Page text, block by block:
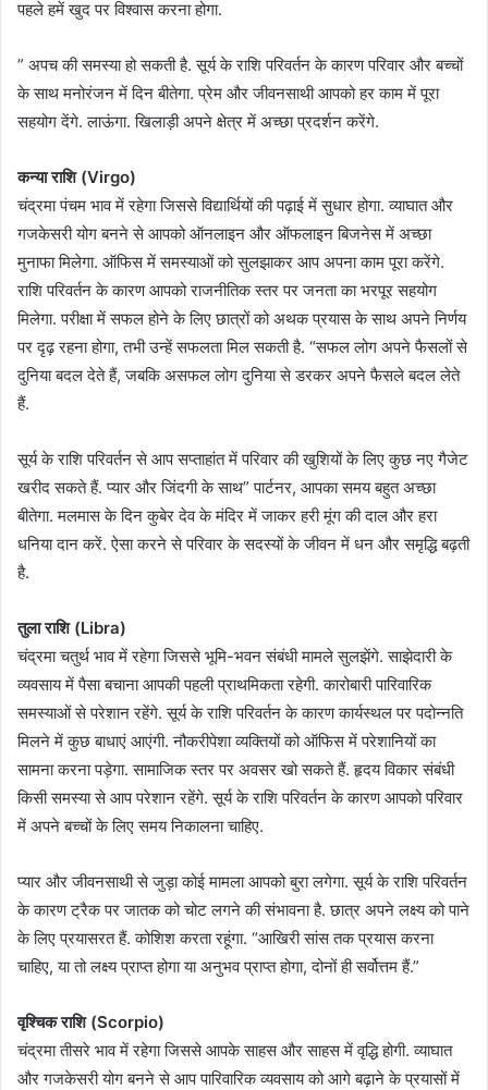
पहले हमें खुद पर विश्वास करना होगा.
” अपच की समस्या हो सकती है. सूर्य के राशि परिवर्तन के कारण परिवार और बच्चों
के साथ मनोरंजन में दिन बीतेगा. प्रेम और जीवनसाथी आपको हर काम में पूरा
सहयोग देंगे. लाऊंगा. खिलाड़ी अपने क्षेत्र में अच्छा प्रदर्शन करेंगे.
कन्या राशि (Virgo)
चंद्रमा पंचम भाव में रहेगा जिससे विद्यार्थियों की पढ़ाई में सुधार होगा. व्याघात और
गजकेसरी योग बनने से आपको ऑनलाइन और ऑफलाइन बिजनेस में अच्छा
मुनाफा मिलेगा. ऑफिस में समस्याओं को सुलझाकर आप अपना काम पूरा करेंगे.
राशि परिवर्तन के कारण आपको राजनीतिक स्तर पर जनता का भरपूर सहयोग
मिलेगा. परीक्षा में सफल होने के लिए छात्रों को अथक प्रयास के साथ अपने निर्णय
पर दृढ़ रहना होगा, तभी उन्हें सफलता मिल सकती है. “सफल लोग अपने फैसलों से
दुनिया बदल देते हैं, जबकि असफल लोग दुनिया से डरकर अपने फैसले बदल लेते
हैं.
सूर्य के राशि परिवर्तन से आप सप्ताहांत में परिवार की खुशियों के लिए कुछ नए गैजेट
खरीद सकते हैं. प्यार और जिंदगी के साथ” पार्टनर, आपका समय बहुत अच्छा
बीतेगा. मलमास के दिन कुबेर देव के मंदिर में जाकर हरी मूंग की दाल और हरा
धनिया दान करें. ऐसा करने से परिवार के सदस्यों के जीवन में धन और समृद्धि बढ़ती
है.
तुला राशि (Libra)
चंद्रमा चतुर्थ भाव में रहेगा जिससे भूमि-भवन संबंधी मामले सुलझेंगे. साझेदारी के
व्यवसाय में पैसा बचाना आपकी पहली प्राथमिकता रहेगी. कारोबारी पारिवारिक
समस्याओं से परेशान रहेंगे. सूर्य के राशि परिवर्तन के कारण कार्यस्थल पर पदोन्नति
मिलने में कुछ बाधाएं आएंगी. नौकरीपेशा व्यक्तियों को ऑफिस में परेशानियों का
सामना करना पड़ेगा. सामाजिक स्तर पर अवसर खो सकते हैं. हृदय विकार संबंधी
किसी समस्या से आप परेशान रहेंगे. सूर्य के राशि परिवर्तन के कारण आपको परिवार
में अपने बच्चों के लिए समय निकालना चाहिए.
प्यार और जीवनसाथी से जुड़ा कोई मामला आपको बुरा लगेगा. सूर्य के राशि परिवर्तन
के कारण ट्रैक पर जातक को चोट लगने की संभावना है. छात्र अपने लक्ष्य को पाने
के लिए प्रयासरत हैं. कोशिश करता रहूंगा. “आखिरी सांस तक प्रयास करना
चाहिए, या तो लक्ष्य प्राप्त होगा या अनुभव प्राप्त होगा, दोनों ही सर्वोत्तम हैं.”
वृश्चिक राशि (Scorpio)
चंद्रमा तीसरे भाव में रहेगा जिससे आपके साहस और साहस में वृद्धि होगी. व्याघात
और गजकेसरी योग बनने से आप पारिवारिक व्यवसाय को आगे बढ़ाने के प्रयासों में